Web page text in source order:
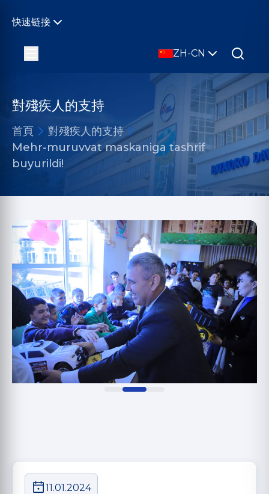
快速链接
ZH-CN
對殘疾人的支持
首頁
對殘疾人的支持
Mehr-muruvvat maskaniga tashrif
buyurildi!
11.01.2024